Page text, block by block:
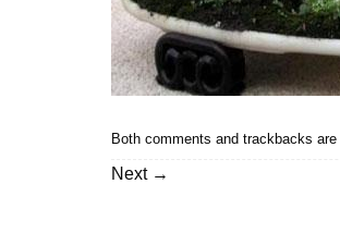
Both comments and trackbacks
Next →